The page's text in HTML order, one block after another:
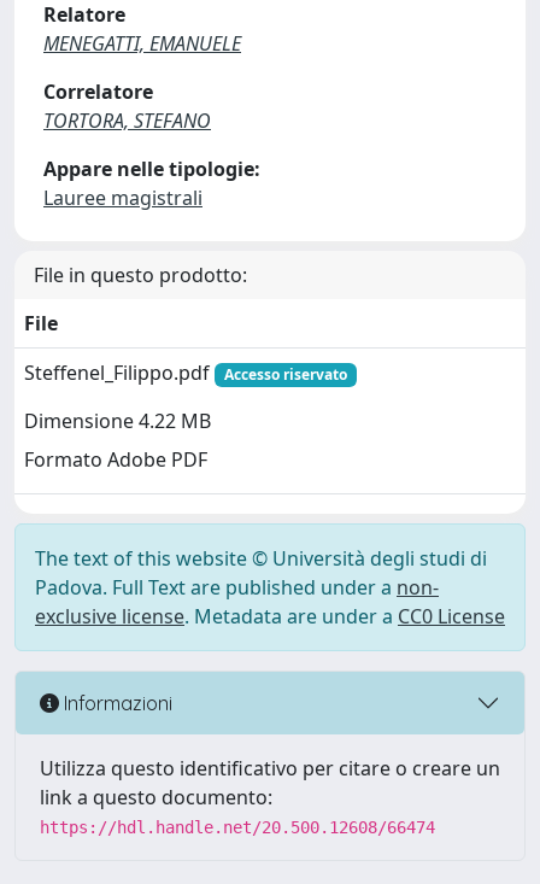
Relatore
MENEGATTI, EMANUELE
Correlatore
TORTORA, STEFANO
Appare nelle tipologie:
Lauree magistrali
File in questo prodotto:
File
Steffenel_Filippo.pdf
Accesso riservato
Dimensione 4.22 MB
Formato Adobe PDF
The text of this website © Università degli studi di
Padova. Full Text are published under a non-
exclusive license. Metadata are under a CC0 License
Informazioni
Utilizza questo identificativo per citare o creare un
link a questo documento:
https://hdl.handle.net/20.500.12608/66474